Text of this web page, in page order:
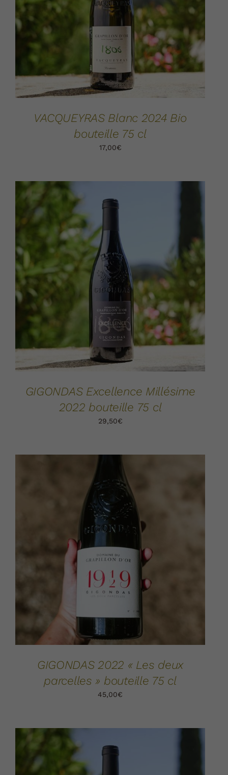
AJOUTER AU PANIER / DÉTAILS
VACQUEYRAS Blanc 2024 Bio
bouteille 75 cl
17,00€
AJOUTER AU PANIER / DÉTAILS
GIGONDAS Excellence Millésime
2022 bouteille 75 cl
29,50€
AJOUTER AU PANIER / DÉTAILS
GIGONDAS 2022 « Les deux
parcelles » bouteille 75 cl
45,00€